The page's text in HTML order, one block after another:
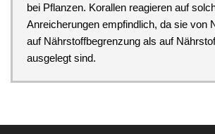
bei Pflanzen. Korallen reagieren auf
Anreicherungen empfindlich, da sie von
auf Nährstoffbegrenzung als auf
ausgelegt sind.